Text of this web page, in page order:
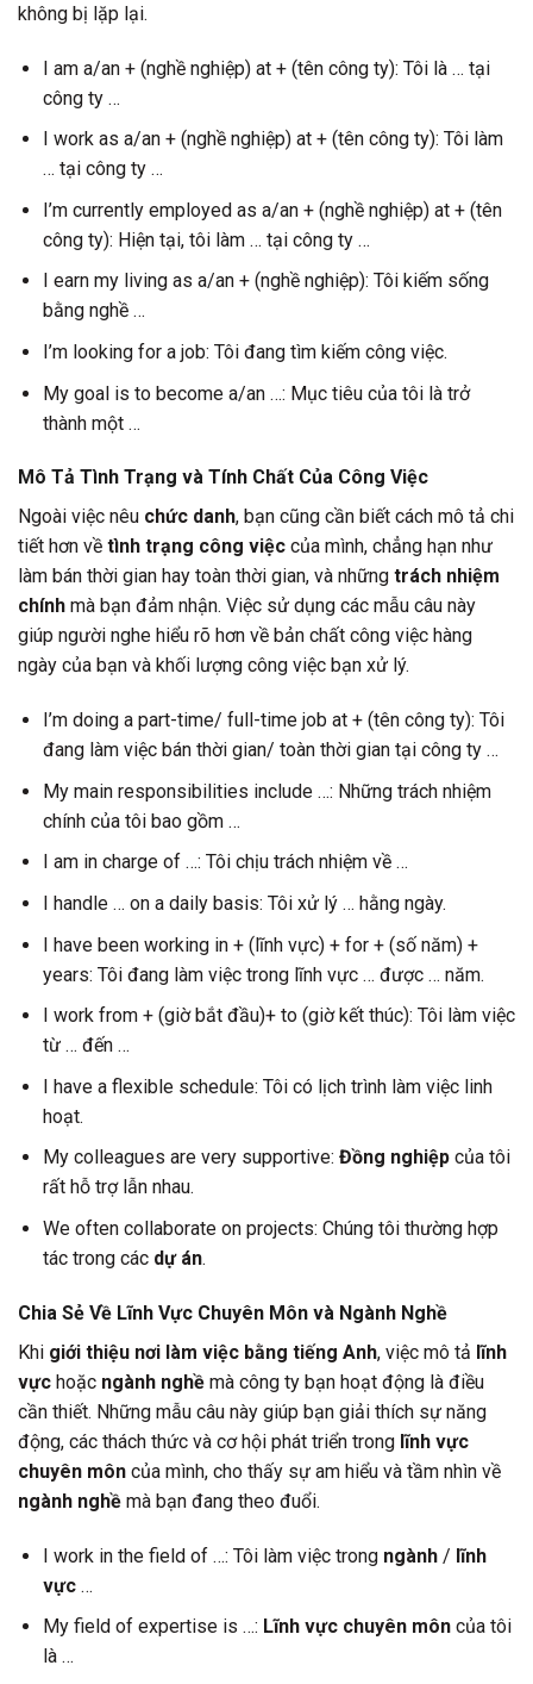
không bị lặp lại.
I am a/an + (nghề nghiệp) at + (tên công ty): Tôi là … tại
công ty …
I work as a/an + (nghề nghiệp) at + (tên công ty): Tôi làm
… tại công ty …
I’m currently employed as a/an + (nghề nghiệp) at + (tên
công ty): Hiện tại, tôi làm … tại công ty …
I earn my living as a/an + (nghề nghiệp): Tôi kiếm sống
bằng nghề …
I’m looking for a job: Tôi đang tìm kiếm công việc.
My goal is to become a/an …: Mục tiêu của tôi là trở
thành một …
Mô Tả Tình Trạng và Tính Chất Của Công Việc
Ngoài việc nêu chức danh, bạn cũng cần biết cách mô tả chi
tiết hơn về tình trạng công việc của mình, chẳng hạn như
làm bán thời gian hay toàn thời gian, và những trách nhiệm
chính mà bạn đảm nhận. Việc sử dụng các mẫu câu này
giúp người nghe hiểu rõ hơn về bản chất công việc hàng
ngày của bạn và khối lượng công việc bạn xử lý.
I’m doing a part-time/ full-time job at + (tên công ty): Tôi
đang làm việc bán thời gian/ toàn thời gian tại công ty …
My main responsibilities include …: Những trách nhiệm
chính của tôi bao gồm …
I am in charge of …: Tôi chịu trách nhiệm về …
I handle … on a daily basis: Tôi xử lý … hằng ngày.
I have been working in + (lĩnh vực) + for + (số năm) +
years: Tôi đang làm việc trong lĩnh vực … được … năm.
I work from + (giờ bắt đầu)+ to (giờ kết thúc): Tôi làm việc
từ … đến …
I have a flexible schedule: Tôi có lịch trình làm việc linh
hoạt.
My colleagues are very supportive: Đồng nghiệpcủa tôi
rất hỗ trợ lẫn nhau.
We often collaborate on projects: Chúng tôi thường hợp
tác trong các dự án.
Chia Sẻ Về Lĩnh Vực Chuyên Môn và Ngành Nghề
Khi giới thiệu nơi làm việc bằng tiếng Anh, việc mô tả lĩnh
vực hoặc ngành nghề mà công ty bạn hoạt động là điều
cần thiết. Những mẫu câu này giúp bạn giải thích sự năng
động, các thách thức và cơ hội phát triển trong lĩnh vực
chuyên môn của mình, cho thấy sự am hiểu và tầm nhìn về
ngành nghề mà bạn đang theo đuổi.
I work in the field of …: Tôi làm việc trong ngành/ lĩnh
vực…
My field of expertise is …: Lĩnh vực chuyên môncủa tôi
là …